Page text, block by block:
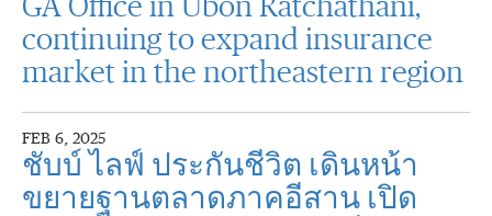
GA Office in Ubon Ratchathani,
continuing to expand insurance
market in the northeastern region
FEB 6, 2025
ชับบ์ ไลฟ์ ประกันชีวิต เดินหน้า
ขยายฐานตลาดภาคอีสาน เปิด